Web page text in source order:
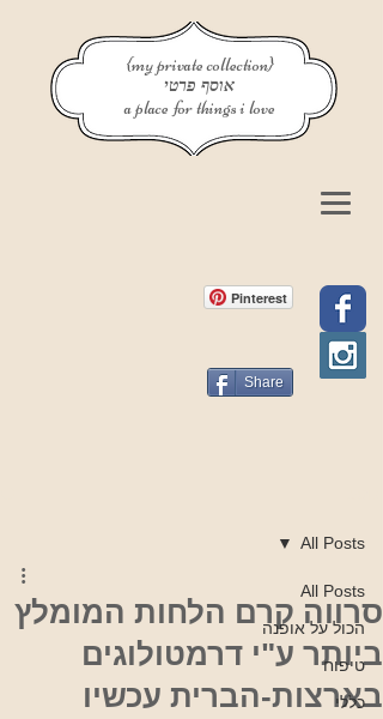
{my private collection}
אוסף פרטי
a place for things i love
Pinterest
Share
All Posts
הכול על אופנה
טיפוח
כללי
All Posts
סרווה קרם הלחות המומלץ
ביותר ע"י דרמטולוגים
בארצות-הברית עכשיו